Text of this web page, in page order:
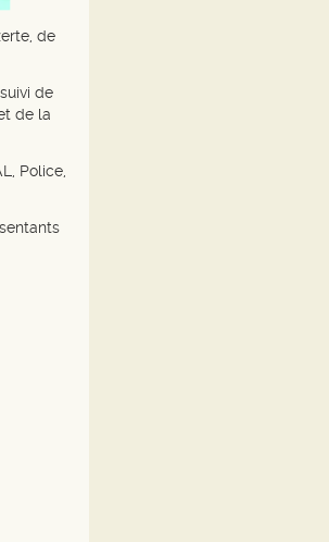
de
de
de la
Police,